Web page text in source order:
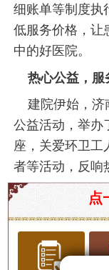
细账单等制度执
低服务价格，让
中的好医院。
热心公益，服
建院伊始，济
公益活动，举办
座，关爱环卫工
者等活动，反响
2026快讯：济南
宣”，患者重获
荨麻疹，一种
熬。瘙痒难耐
点